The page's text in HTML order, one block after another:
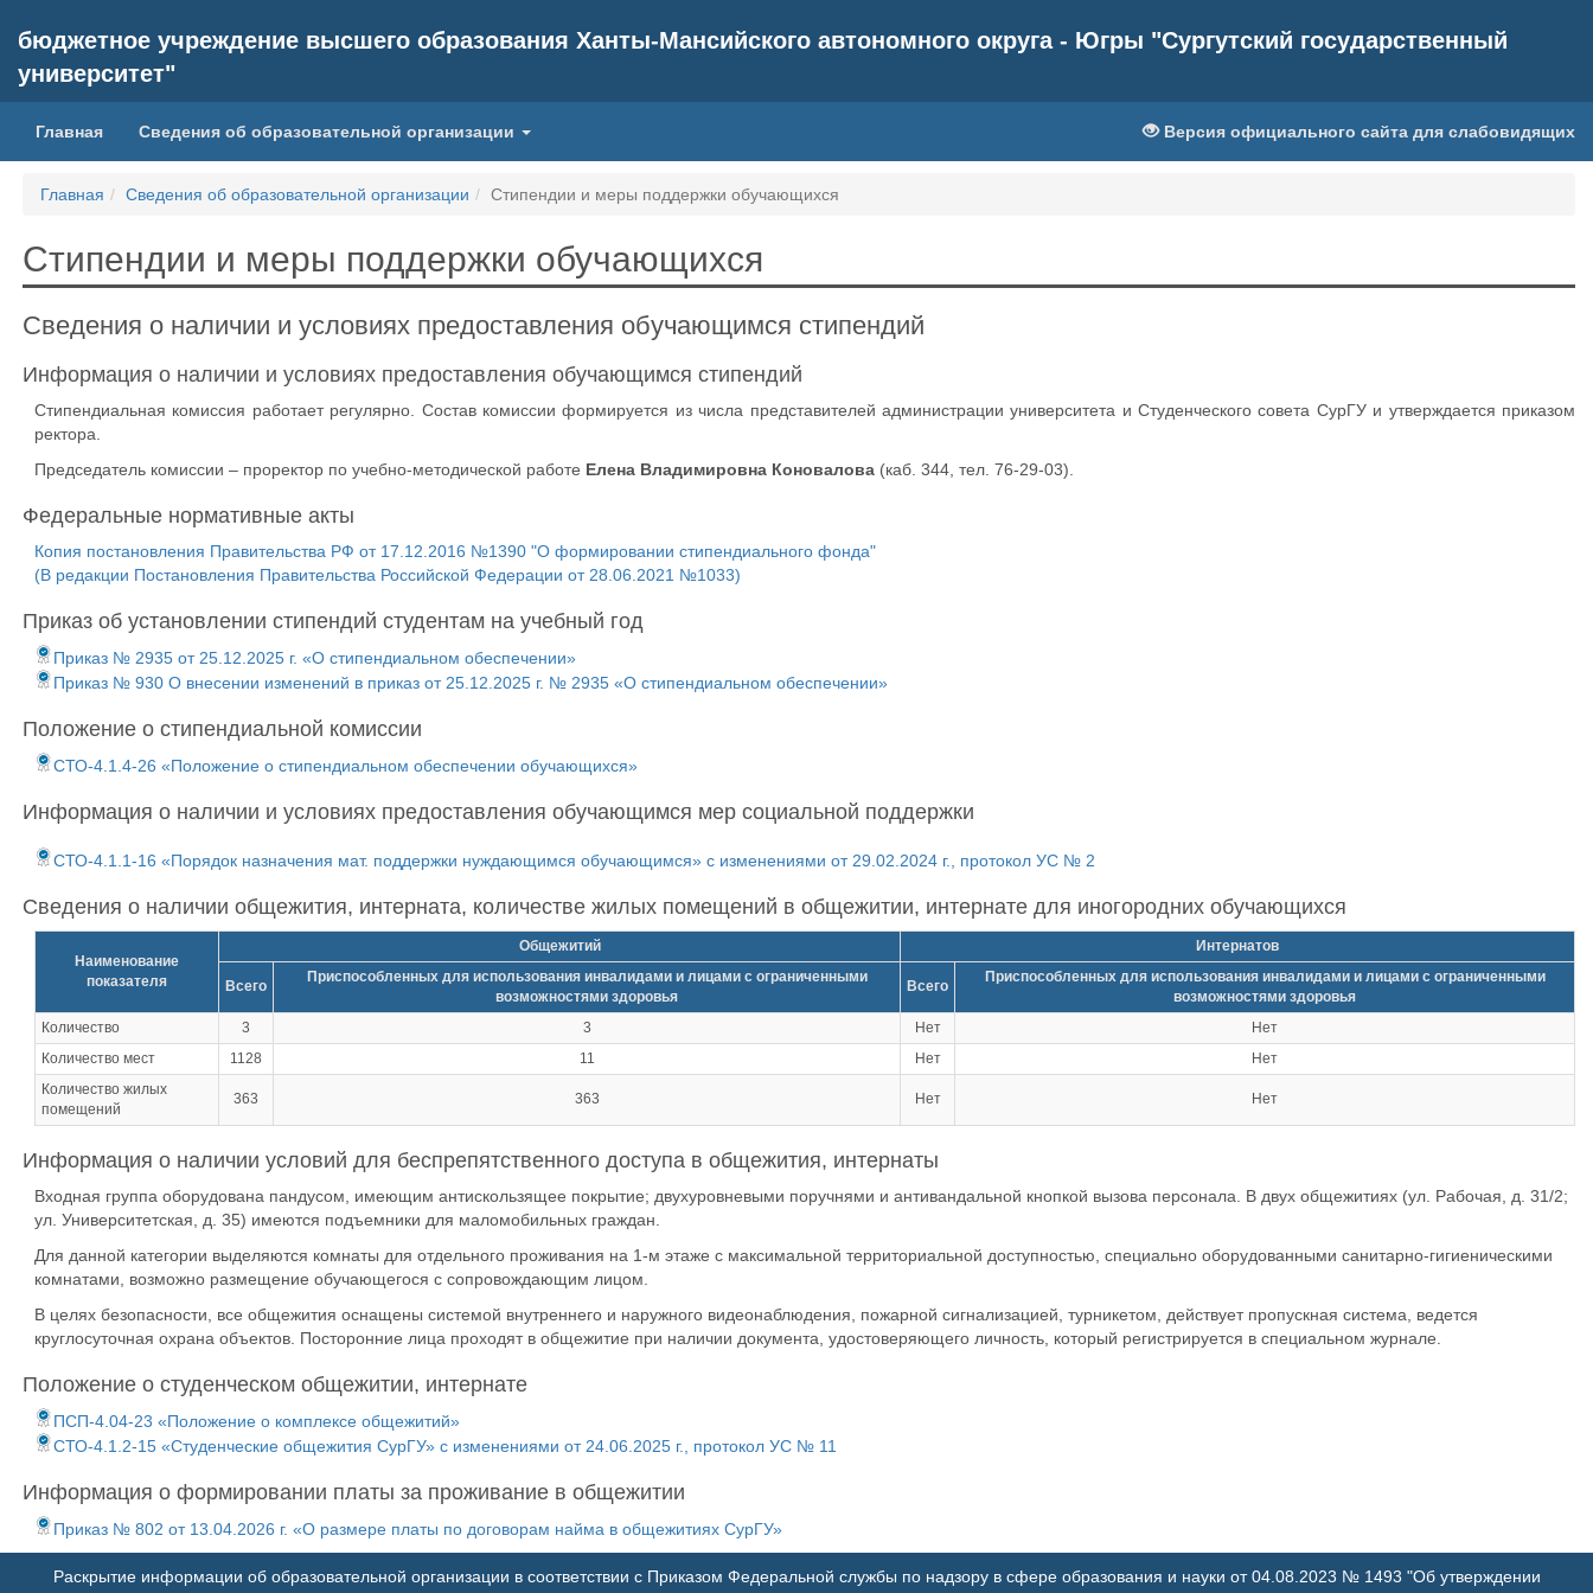
бюджетное учреждение высшего образования Ханты-Мансийского автономного округа - Югры "Сургутский государственный
университет"
Главная Сведения об образовательной организации Версия официального сайта для слабовидящих
Главная Сведения об образовательной организации Стипендии и меры поддержки обучающихся
Стипендии и меры поддержки обучающихся
Сведения о наличии и условиях предоставления обучающимся стипендий
Информация о наличии и условиях предоставления обучающимся стипендий
Стипендиальная комиссия работает регулярно. Состав комиссии формируется из числа представителей администрации университета и Студенческого совета СурГУ и утверждается приказом
ректора.
Председатель комиссии – проректор по учебно-методической работе Елена Владимировна Коновалова (каб. 344, тел. 76-29-03).
Федеральные нормативные акты
Копия постановления Правительства РФ от 17.12.2016 №1390 "О формировании стипендиального фонда"
(В редакции Постановления Правительства Российской Федерации от 28.06.2021 №1033)
Приказ об установлении стипендий студентам на учебный год
Приказ № 2935 от 25.12.2025 г. «О стипендиальном обеспечении»
Приказ № 930 О внесении изменений в приказ от 25.12.2025 г. № 2935 «О стипендиальном обеспечении»
Положение о стипендиальной комиссии
СТО-4.1.4-26 «Положение о стипендиальном обеспечении обучающихся»
Информация о наличии и условиях предоставления обучающимся мер социальной поддержки
СТО-4.1.1-16 «Порядок назначения мат. поддержки нуждающимся обучающимся» с изменениями от 29.02.2024 г., протокол УС № 2
Сведения о наличии общежития, интерната, количестве жилых помещений в общежитии, интернате для иногородних обучающихся
Наименование
показателя
Общежитий Интернатов
Всего
Приспособленных для использования инвалидами и лицами с ограниченными
возможностями здоровья
Всего
Приспособленных для использования инвалидами и лицами с ограниченными
возможностями здоровья
Количество
3 3 Нет
Нет
Количество мест
1128 11 Нет
Нет
Количество жилых
помещений
363 363 Нет Нет
Информация о наличии условий для беспрепятственного доступа в общежития, интернаты
Входная группа оборудована пандусом, имеющим антискользящее покрытие; двухуровневыми поручнями и антивандальной кнопкой вызова персонала. В двух общежитиях (ул. Рабочая, д. 31/2;
ул. Университетская, д. 35) имеются подъемники для маломобильных граждан.
Для данной категории выделяются комнаты для отдельного проживания на 1-м этаже с максимальной территориальной доступностью, специально оборудованными санитарно-гигиеническими
комнатами, возможно размещение обучающегося с сопровождающим лицом.
В целях безопасности, все общежития оснащены системой внутреннего и наружного видеонаблюдения, пожарной сигнализацией, турникетом, действует пропускная система, ведется
круглосуточная охрана объектов. Посторонние лица проходят в общежитие при наличии документа, удостоверяющего личность, который регистрируется в специальном журнале.
Положение о студенческом общежитии, интернате
ПСП-4.04-23 «Положение о комплексе общежитий»
СТО-4.1.2-15 «Студенческие общежития СурГУ» с изменениями от 24.06.2025 г., протокол УС № 11
Информация о формировании платы за проживание в общежитии
Приказ № 802 от 13.04.2026 г. «О размере платы по договорам найма в общежитиях СурГУ»
Раскрытие информации об образовательной организации в соответствии с Приказом Федеральной службы по надзору в сфере образования и науки от 04.08.2023 № 1493 "Об утверждении